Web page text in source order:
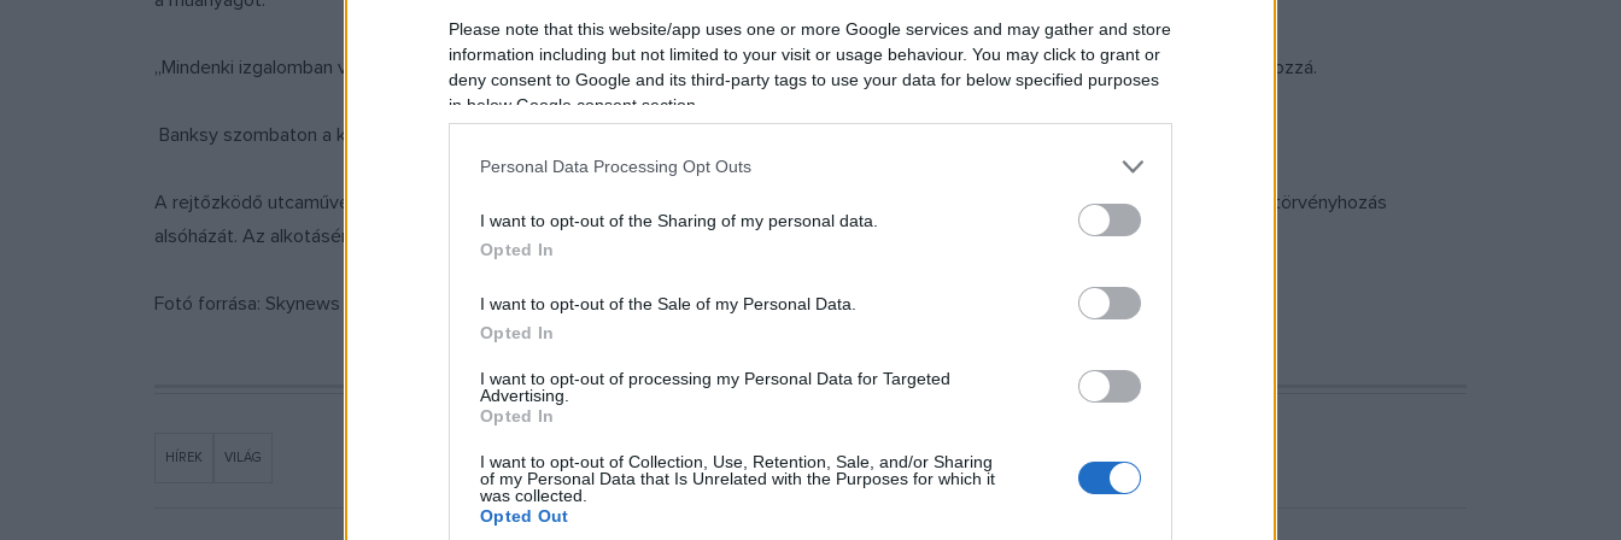
Please note that this website/app uses one or more Google services and may gather and store
information including but not limited to your visit or usage behaviour. You may click to grant or
deny consent to Google and its third-party tags to use your data for below specified purposes
in below Google consent section.
Personal Data Processing Opt Outs
I want to opt-out of the Sharing of my personal data.
Opted In
I want to opt-out of the Sale of my Personal Data.
Opted In
I want to opt-out of processing my Personal Data for Targeted
Advertising.
Opted In
I want to opt-out of Collection, Use, Retention, Sale, and/or Sharing
of my Personal Data that Is Unrelated with the Purposes for which it
was collected.
Opted Out
„Mindenki izgalomban van, sokan jönnek ide, hogy megnézzék a képet. Nem tudjuk, hogy valódi-e, de csodálatos a festmény" – tette hozzá.
Banksy szombaton a közösségi médiában közzétett egy képet a hullahoppozó kislányról, ezzel véget vetett a találgatásnak.
A rejtőzködő utcaművész eddig aukción legdrágábban elkelt képe a
volt, melyen csimpánzok népesítik be a brit törvényhozás
alsóházát. Az alkotásért tavaly 9,9 millió fontot (3,9 milliárd forintot) adott a győztes licitáló.
Fotó forrása: Skynews
HÍREK VILÁG